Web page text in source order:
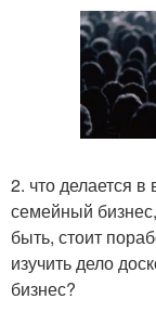
2. что делается
семейный
быть, стоит
изучить дело
бизнес?